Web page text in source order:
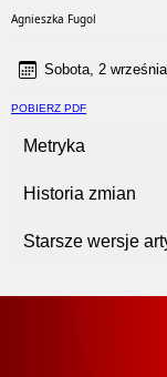
Agnieszka Fugol
Sobota, 2
POBIERZ PDF
Metryka
Historia zmian
Starsze wersje